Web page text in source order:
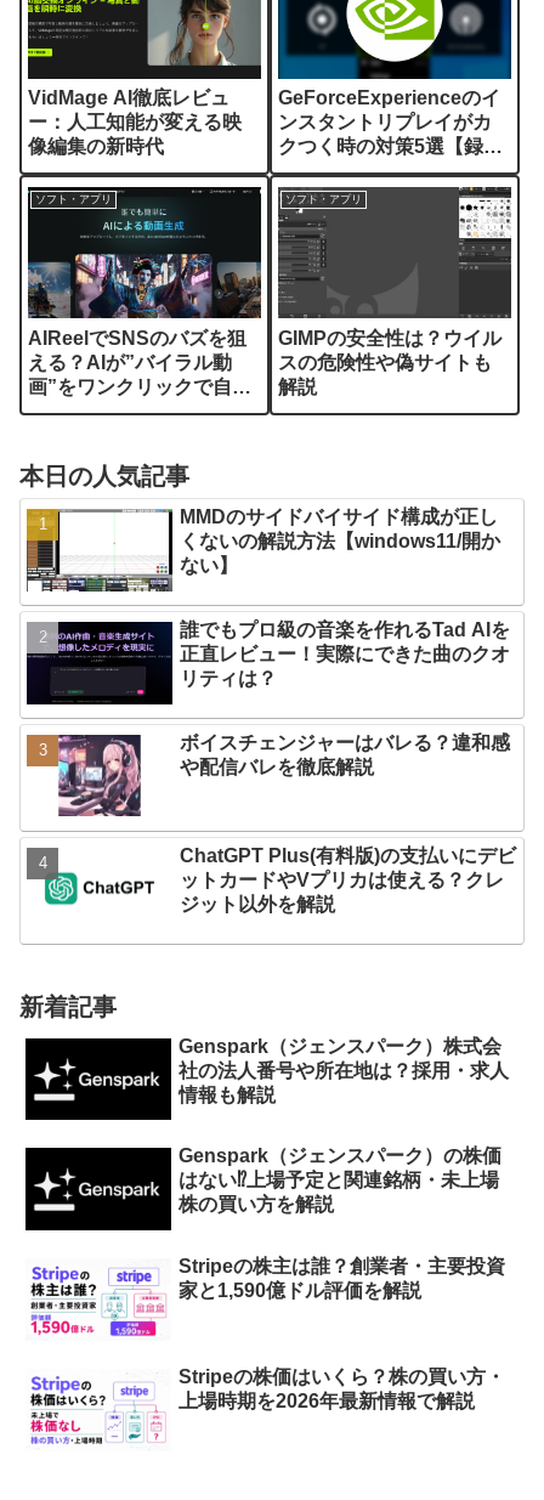
VidMage AI徹底レビュ
ー：人工知能が変える映
像編集の新時代
GeForceExperienceのイ
ンスタントリプレイがカ
クつく時の対策5選【録画/
おすすめビットレート】
ソフト・アプリ
AIReelでSNSのバズを狙
える？AIが”バイラル動
画”をワンクリックで自動
生成する時代に
ソフト・アプリ
GIMPの安全性は？ウイル
スの危険性や偽サイトも
解説
本日の人気記事
MMDのサイドバイサイド構成が正し
くないの解説方法【windows11/開か
ない】
誰でもプロ級の音楽を作れるTad AIを
正直レビュー！実際にできた曲のクオ
リティは？
ボイスチェンジャーはバレる？違和感
や配信バレを徹底解説
ChatGPT Plus(有料版)の支払いにデビ
ットカードやVプリカは使える？クレ
ジット以外を解説
新着記事
Genspark（ジェンスパーク）株式会
社の法人番号や所在地は？採用・求人
情報も解説
Genspark（ジェンスパーク）の株価
はない⁉︎上場予定と関連銘柄・未上場
株の買い方を解説
Stripeの株主は誰？創業者・主要投資
家と1,590億ドル評価を解説
Stripeの株価はいくら？株の買い方・
上場時期を2026年最新情報で解説